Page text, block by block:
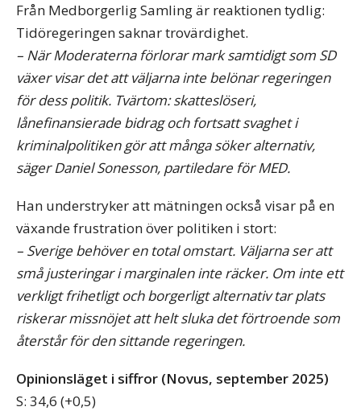
Från Medborgerlig Samling är reaktionen tydlig:
Tidöregeringen saknar trovärdighet.
– När Moderaterna förlorar mark samtidigt som SD
växer visar det att väljarna inte belönar regeringen
för dess politik. Tvärtom: skatteslöseri,
lånefinansierade bidrag och fortsatt svaghet i
kriminalpolitiken gör att många söker alternativ,
säger Daniel Sonesson, partiledare för MED.
Han understryker att mätningen också visar på en
växande frustration över politiken i stort:
– Sverige behöver en total omstart. Väljarna ser att
små justeringar i marginalen inte räcker. Om inte ett
verkligt frihetligt och borgerligt alternativ tar plats
riskerar missnöjet att helt sluka det förtroende som
återstår för den sittande regeringen.
Opinionsläget i siffror (Novus, september 2025)
S: 34,6 (+0,5)